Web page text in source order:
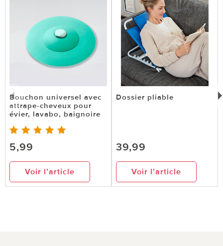
Bouchon universel avec
attrape-cheveux pour
évier, lavabo, baignoire
5,99
Voir l’article
Dossier pliable
39,99
Voir l’article